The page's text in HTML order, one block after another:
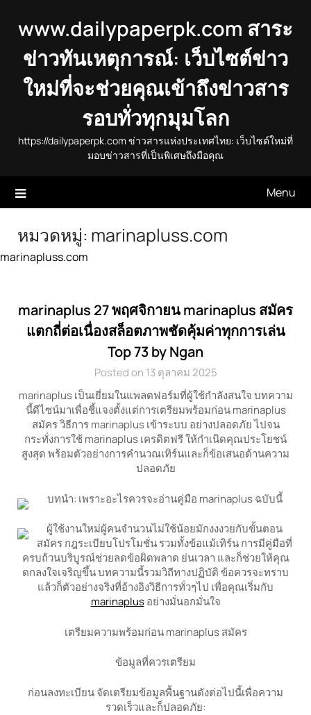
www.dailypaperpk.com สาระ
ข่าวทันเหตุการณ์: เว็บไซต์ข่าว
ใหม่ที่จะช่วยคุณเข้าถึงข่าวสาร
รอบทั่วทุกมุมโลก
https://dailypaperpk.com ข่าวสารแห่งประเทศไทย: เว็บไซต์ใหม่ที่
มอบข่าวสารที่เป็นพิเศษถึงมือคุณ
Menu
หมวดหมู่: marinapluss.com
marinapluss.com
marinaplus 27 พฤศจิกายน marinaplus สมัคร
แตกถี่ต่อเนื่องสล็อตภาพชัดคุ้มค่าทุกการเล่น
Top 73 by Ngan
Posted on 13 ตุลาคม 2025
marinaplus เป็นเยี่ยมในแพลตฟอร์มที่ผู้ใช้กำลังสนใจ บทความ
นี้ดีไซน์มาเพื่อชี้แจงตั้งแต่การเตรียมพร้อมก่อน marinaplus
สมัคร วิธีการ marinaplus เข้าระบบ อย่างปลอดภัย ไปจน
กระทั่งการใช้ marinaplus เครดิตฟรี ให้กำเนิดคุณประโยชน์
สูงสุด พร้อมตัวอย่างการคำนวณเทิร์นและก็ข้อเสนอด้านความ
ปลอดภัย
บทนำ: เพราะอะไรควรจะอ่านคู่มือ marinaplus ฉบับนี้
ผู้ใช้งานใหม่ผู้คนจำนวนไม่ใช้น้อยมักงงงวยกับขั้นตอน
สมัคร กฎระเบียบโปรโมชั่น รวมทั้งข้อแม้เทิร์น การมีคู่มือที่
ครบถ้วนบริบูรณ์ช่วยลดข้อผิดพลาด ย่นเวลา และก็ช่วยให้คุณ
ตกลงใจเจริญขึ้น บทความนี้รวมวิถีทางปฏิบัติ ข้อควรจะทราบ
แล้วก็ตัวอย่างจริงที่อ้างอิงวิธีการทั่วๆไป เพื่อคุณเริ่มกับ
marinaplusอย่างมั่นอกมั่นใจ
เตรียมความพร้อมก่อน marinaplus สมัคร
ข้อมูลที่ควรเตรียม
ก่อนลงทะเบียน จัดเตรียมข้อมูลพื้นฐานดังต่อไปนี้เพื่อความ
รวดเร็วและก็ปลอดภัย: